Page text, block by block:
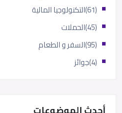
التكنولوجيا المالية
(61)
الحملات
(45)
السفر و الطعام
(95)
جوائز (4)